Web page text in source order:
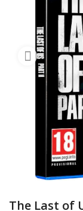
Baumarkt
Dienstleistungen
Stellenmarkt
Travelzone
Immozone
The Last of